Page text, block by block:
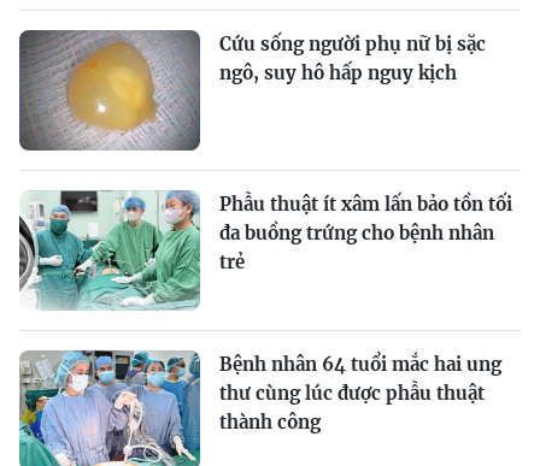
Cứu sống người phụ nữ bị sặc
ngô, suy hô hấp nguy kịch
Phẫu thuật ít xâm lấn bảo tồn tối
đa buồng trứng cho bệnh nhân
trẻ
Bệnh nhân 64 tuổi mắc hai ung
thư cùng lúc được phẫu thuật
thành công